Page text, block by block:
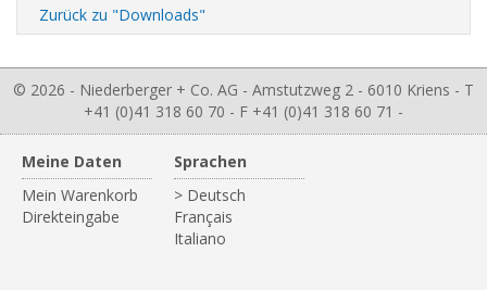
Zurück zu "Downloads"
© 2026 - Niederberger + Co. AG - Amstutzweg 2 - 6010 Kriens - T
+41 (0)41 318 60 70 - F +41 (0)41 318 60 71 -
Meine Daten
Mein Warenkorb
Direkteingabe
Sprachen
> Deutsch
Français
Italiano